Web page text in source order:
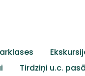
Tirdziņi u.c.